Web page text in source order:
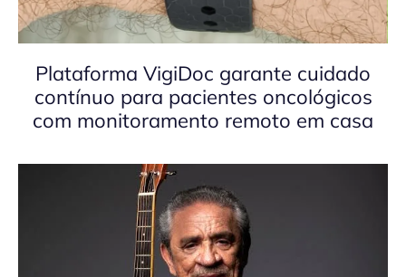
Plataforma VigiDoc garante cuidado
contínuo para pacientes oncológicos
com monitoramento remoto em casa